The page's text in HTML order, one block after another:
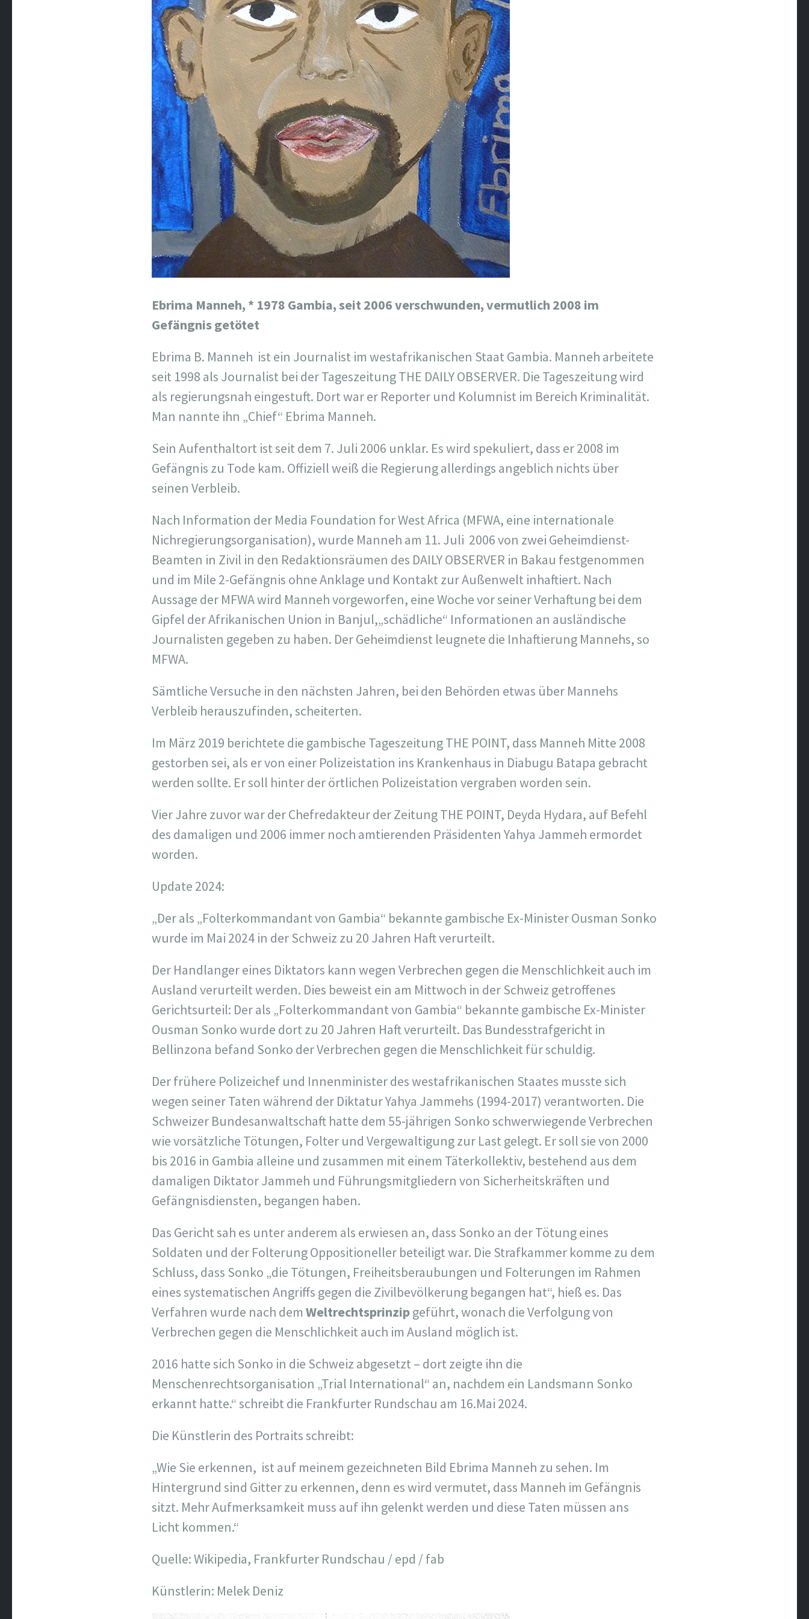
Ebrima Manneh, * 1978 Gambia, seit 2006 verschwunden, vermutlich 2008 im
Gefängnis getötet
Ebrima B. Manneh ist ein Journalist im westafrikanischen Staat Gambia. Manneh arbeitete
seit 1998 als Journalist bei der Tageszeitung THE DAILY OBSERVER. Die Tageszeitung wird
als regierungsnah eingestuft. Dort war er Reporter und Kolumnist im Bereich Kriminalität.
Man nannte ihn „Chief“ Ebrima Manneh.
Sein Aufenthaltort ist seit dem 7. Juli 2006 unklar. Es wird spekuliert, dass er 2008 im
Gefängnis zu Tode kam. Offiziell weiß die Regierung allerdings angeblich nichts über
seinen Verbleib.
Nach Information der Media Foundation for West Africa (MFWA, eine internationale
Nichregierungsorganisation), wurde Manneh am 11. Juli 2006 von zwei Geheimdienst-
Beamten in Zivil in den Redaktionsräumen des DAILY OBSERVER in Bakau festgenommen
und im Mile 2-Gefängnis ohne Anklage und Kontakt zur Außenwelt inhaftiert. Nach
Aussage der MFWA wird Manneh vorgeworfen, eine Woche vor seiner Verhaftung bei dem
Gipfel der Afrikanischen Union in Banjul,„schädliche“ Informationen an ausländische
Journalisten gegeben zu haben. Der Geheimdienst leugnete die Inhaftierung Mannehs, so
MFWA.
Sämtliche Versuche in den nächsten Jahren, bei den Behörden etwas über Mannehs
Verbleib herauszufinden, scheiterten.
Im März 2019 berichtete die gambische Tageszeitung THE POINT, dass Manneh Mitte 2008
gestorben sei, als er von einer Polizeistation ins Krankenhaus in Diabugu Batapa gebracht
werden sollte. Er soll hinter der örtlichen Polizeistation vergraben worden sein.
Vier Jahre zuvor war der Chefredakteur der Zeitung THE POINT, Deyda Hydara, auf Befehl
des damaligen und 2006 immer noch amtierenden Präsidenten Yahya Jammeh ermordet
worden.
Update 2024:
„Der als „Folterkommandant von Gambia“ bekannte gambische Ex-Minister Ousman Sonko
wurde im Mai 2024 in der Schweiz zu 20 Jahren Haft verurteilt.
Der Handlanger eines Diktators kann wegen Verbrechen gegen die Menschlichkeit auch im
Ausland verurteilt werden. Dies beweist ein am Mittwoch in der Schweiz getroffenes
Gerichtsurteil: Der als „Folterkommandant von Gambia“ bekannte gambische Ex-Minister
Ousman Sonko wurde dort zu 20 Jahren Haft verurteilt. Das Bundesstrafgericht in
Bellinzona befand Sonko der Verbrechen gegen die Menschlichkeit für schuldig.
Der frühere Polizeichef und Innenminister des westafrikanischen Staates musste sich
wegen seiner Taten während der Diktatur Yahya Jammehs (1994-2017) verantworten. Die
Schweizer Bundesanwaltschaft hatte dem 55-jährigen Sonko schwerwiegende Verbrechen
wie vorsätzliche Tötungen, Folter und Vergewaltigung zur Last gelegt. Er soll sie von 2000
bis 2016 in Gambia alleine und zusammen mit einem Täterkollektiv, bestehend aus dem
damaligen Diktator Jammeh und Führungsmitgliedern von Sicherheitskräften und
Gefängnisdiensten, begangen haben.
Das Gericht sah es unter anderem als erwiesen an, dass Sonko an der Tötung eines
Soldaten und der Folterung Oppositioneller beteiligt war. Die Strafkammer komme zu dem
Schluss, dass Sonko „die Tötungen, Freiheitsberaubungen und Folterungen im Rahmen
eines systematischen Angriffs gegen die Zivilbevölkerung begangen hat“, hieß es. Das
Verfahren wurde nach dem Weltrechtsprinzipgeführt, wonach die Verfolgung von
Verbrechen gegen die Menschlichkeit auch im Ausland möglich ist.
2016 hatte sich Sonko in die Schweiz abgesetzt – dort zeigte ihn die
Menschenrechtsorganisation „Trial International“ an, nachdem ein Landsmann Sonko
erkannt hatte.“ schreibt die Frankfurter Rundschau am 16.Mai 2024.
Die Künstlerin des Portraits schreibt:
„Wie Sie erkennen, ist auf meinem gezeichneten Bild Ebrima Manneh zu sehen. Im
Hintergrund sind Gitter zu erkennen, denn es wird vermutet, dass Manneh im Gefängnis
sitzt. Mehr Aufmerksamkeit muss auf ihn gelenkt werden und diese Taten müssen ans
Licht kommen.“
Quelle: Wikipedia, Frankfurter Rundschau / epd / fab
Künstlerin: Melek Deniz